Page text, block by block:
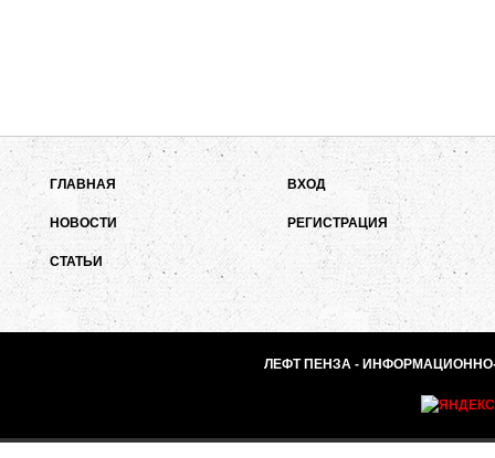
ГЛАВНАЯ
НОВОСТИ
СТАТЬИ
ВХОД
РЕГИСТРАЦИЯ
ЛЕФТ ПЕНЗА - ИНФОРМАЦИОННО-